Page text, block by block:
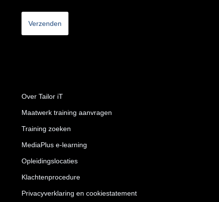
Over Tailor iT
Maatwerk training aanvragen
Training zoeken
MediaPlus e-learning
Opleidingslocaties
Klachtenprocedure
Privacyverklaring en cookiestatement